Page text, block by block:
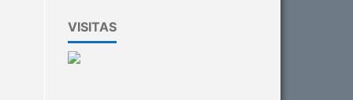
VISITAS